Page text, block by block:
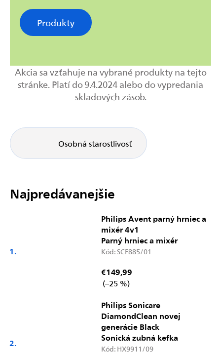
Produkty
Akcia sa vzťahuje na vybrané produkty na tejto
stránke. Platí do 9.4.2024 alebo do vypredania
skladových zásob.
Osobná starostlivosť
Najpredávanejšie
Philips Avent parný hrniec a
mixér 4v1
Parný hrniec a mixér
Kód:SCF885/01
(–25 %)
€149,99
Philips Sonicare
DiamondClean novej
generácie Black
Sonická zubná kefka
Kód: HX9911/09